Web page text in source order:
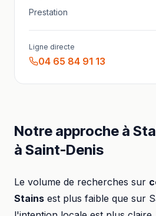
Prestation
Ligne directe
04 65 84 91 13
Notre approche à
à Saint-Denis
Le volume de recherches sur
Stains est plus faible que sur